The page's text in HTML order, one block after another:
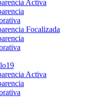
Activa
Focalizada
Activa